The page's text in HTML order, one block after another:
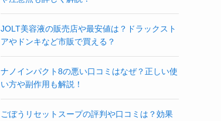
JOLT美容液の販売店や最安値は？ドラックスト
アやドンキなど市販で買える？
ナノインパクト8の悪い口コミはなぜ？正しい使
い方や副作用も解説！
ごぼうリセットスープの評判や口コミは？効果